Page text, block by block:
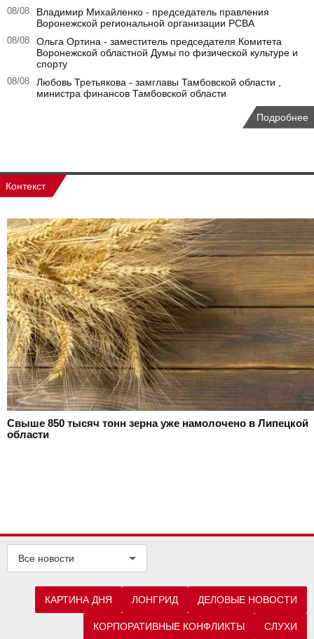
08/08
Владимир Михайленко - председатель правления
Воронежской региональной организации РСВА
08/08
Ольга Ортина - заместитель председателя Комитета
Воронежской областной Думы по физической культуре и
спорту
08/08
Любовь Третьякова - замглавы Тамбовской области ,
министра финансов Тамбовской области
Подробнее
Контекст
Свыше 850 тысяч тонн зерна уже намолочено в Липецкой
области
Все новости
КАРТИНА ДНЯ ЛОНГРИД ДЕЛОВЫЕ НОВОСТИ
КОРПОРАТИВНЫЕ КОНФЛИКТЫ СЛУХИ